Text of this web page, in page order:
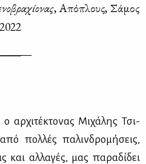
, Από­πλους, Σά­μος
2022
———
αρ­χι­τέ­κτο­νας Μι­χά­λης Τσι­
πολ­λές πα­λιν­δρο­μή­σεις,
και αλ­λα­γές, μας πα­ρα­δί­δει